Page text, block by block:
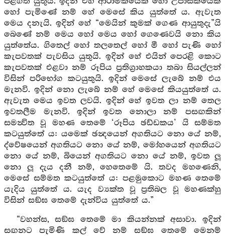
හෝ පැමිණේ නම් හේ මෙසේ කිය යුත්තේ ය. ඇවැත
මෙය දනැයි. ඉදින් හේ “මෙයින් කුමක් ගෙණ ආයුතුදැ”යි
බෙණේ නම් මෙය හෝ මෙය හෝ ගෙණෙවයි නො කිය
යුත්තේය. ගිතෙල් හෝ තලතෙල් හෝ මී හෝ පැණි හෝ
කැපවතක් පැවසිය යුතුයි. ඉදින් හේ එයින් පෙරළි කොට
කැපවතක් එළවා නම් රූපිය ප්‍රතිග්‍රාහකයා තබා සියල්ලන්
විසින් පරිභෝග කටයුතුයි. ඉදින් මෙසේ ලැබේ නම් එය
මැනවි. ඉදින් නො ලැබේ නම් හේ මෙසේ කියයුත්තේ ය.
ඇවැත මෙය ඉවත ලවයි. ඉදින් හේ ඉවත ලා නම් තෙල
ඉවතලීම මැනවි. ඉදින් ඉවත නොලා නම් පසඟකින්
සමන්‍විත වූ මහණ තෙමේ ‘රූපිය ඡඩ්ඩකය’ යි සම්මත
කටයුත්තේ ය: යමෙක් ඡන්‍දයෙන් අගතියට නො යේ නම්,
ද්වේෂයෙන් අගතියට නො යේ නම්, මෝහයෙන් අගතියට
නො යේ නම්, බියෙන් අගතියට නො යේ නම්, ඉවත ලූ
නො ලූ දැය දනී නම්, හෙතෙමේ යි. තවද මහණෙනි,
මෙසේ සම්මත කටයුත්තේ ය: පළමුකොට මහණ තෙමේ
යැදිය යුත්තේ ය. යැද ව්‍යක්ත වූ ප්‍රතිබල වූ මහණක්හු
විසින් සඞ්‍ඝ තෙමේ දැන්විය යුත්තේ ය.”
“වහන්ස, සඞ්‍ඝ තෙමේ මා කියන්නක් අසාවා. ඉදින්
සඟනට පැමිණි කල් වේ නම් සඞ්‍ඝ තෙමේ මෙනම්